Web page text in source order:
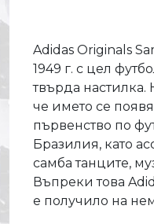
Adidas Originals
1949 г. с цел
твърда настилка.
че името се
първенство по
Бразилия, като
самба танците,
Въпреки това
е получило на